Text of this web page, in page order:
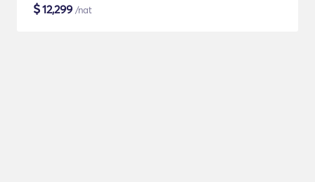
$12,299 /nat